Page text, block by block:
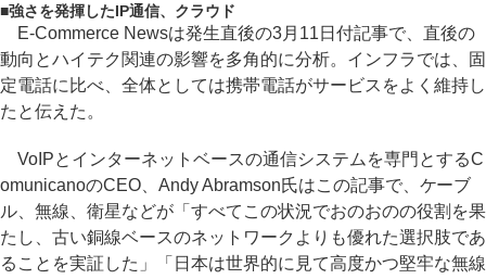
■強さを発揮したIP通信、クラウド
E-Commerce Newsは発生直後の3月11日付記事で、直後の
動向とハイテク関連の影響を多角的に分析。インフラでは、固
定電話に比べ、全体としては携帯電話がサービスをよく維持し
たと伝えた。
VoIPとインターネットベースの通信システムを専門とするC
omunicanoのCEO、Andy Abramson氏はこの記事で、ケーブ
ル、無線、衛星などが「すべてこの状況でおのおのの役割を果
たし、古い銅線ベースのネットワークよりも優れた選択肢であ
ることを実証した」「日本は世界的に見て高度かつ堅牢な無線